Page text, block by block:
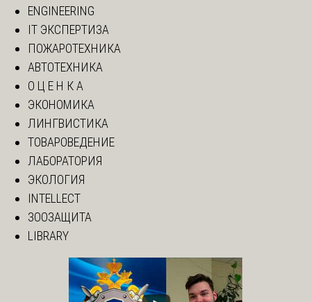
ENGINEERING
IT ЭКСПЕРТИЗА
ПОЖАРОТЕХНИКА
АВТОТЕХНИКА
О Ц Е Н К А
ЭКОНОМИКА
ЛИНГВИСТИКА
ТОВАРОВЕДЕНИЕ
ЛАБОРАТОРИЯ
ЭКОЛОГИЯ
INTELLECT
ЗООЗАЩИТА
LIBRARY